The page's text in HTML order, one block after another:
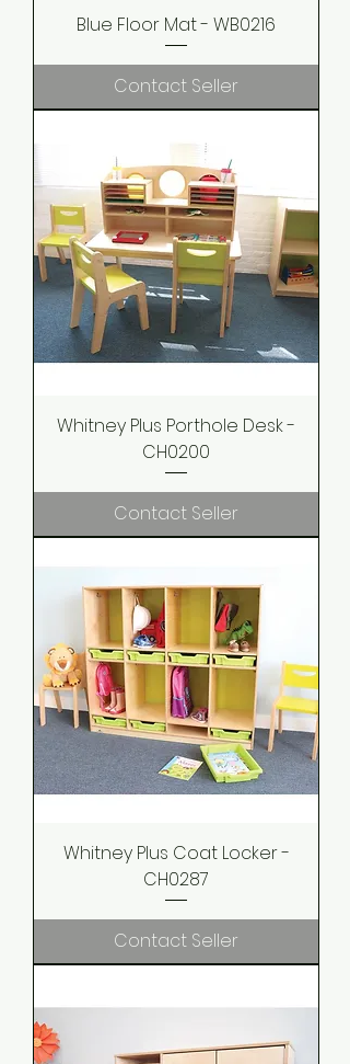
Blue Floor Mat - WB0216
Contact Seller
Whitney Plus Porthole Desk -
CH0200
Contact Seller
Whitney Plus Coat Locker -
CH0287
Contact Seller